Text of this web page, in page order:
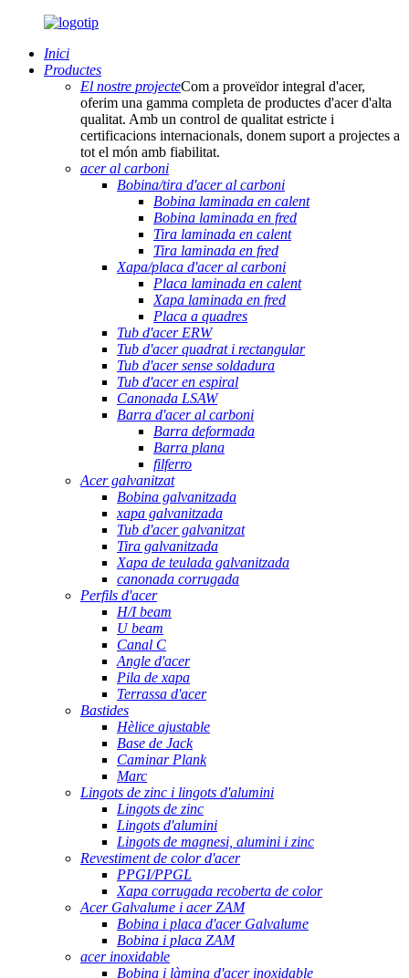
Inici
Productes
El nostre projecteCom a proveïdor integral d'acer,
oferim una gamma completa de productes d'acer d'alta
qualitat. Amb un control de qualitat estricte i
certificacions internacionals, donem suport a projectes a
tot el món amb fiabilitat.
acer al carboni
Bobina/tira d'acer al carboni
Bobina laminada en calent
Bobina laminada en fred
Tira laminada en calent
Tira laminada en fred
Xapa/placa d'acer al carboni
Placa laminada en calent
Xapa laminada en fred
Placa a quadres
Tub d'acer ERW
Tub d'acer quadrat i rectangular
Tub d'acer sense soldadura
Tub d'acer en espiral
Canonada LSAW
Barra d'acer al carboni
Barra deformada
Barra plana
filferro
Acer galvanitzat
Bobina galvanitzada
xapa galvanitzada
Tub d'acer galvanitzat
Tira galvanitzada
Xapa de teulada galvanitzada
canonada corrugada
Perfils d'acer
H/I beam
U beam
Canal C
Angle d'acer
Pila de xapa
Terrassa d'acer
Bastides
Hèlice ajustable
Base de Jack
Caminar Plank
Marc
Lingots de zinc i lingots d'alumini
Lingots de zinc
Lingots d'alumini
Lingots de magnesi, alumini i zinc
Revestiment de color d'acer
PPGI/PPGL
Xapa corrugada recoberta de color
Acer Galvalume i acer ZAM
Bobina i placa d'acer Galvalume
Bobina i placa ZAM
acer inoxidable
Bobina i làmina d'acer inoxidable